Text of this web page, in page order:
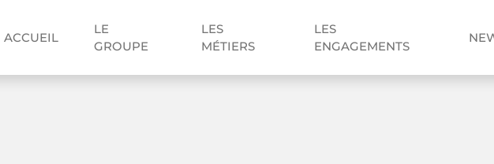
ACCUEIL
LE
GROUPE
LES
MÉTIERS
LES
ENGAGEMENTS